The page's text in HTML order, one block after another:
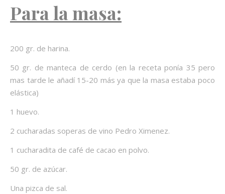
Para la masa:
200 gr. de harina.
50 gr. de manteca de cerdo (en la receta ponía 35 pero
mas tarde le añadí 15-20 más ya que la masa estaba poco
elástica)
1 huevo.
2 cucharadas soperas de vino Pedro Ximenez.
1 cucharadita de café de cacao en polvo.
50 gr. de azúcar.
Una pizca de sal.